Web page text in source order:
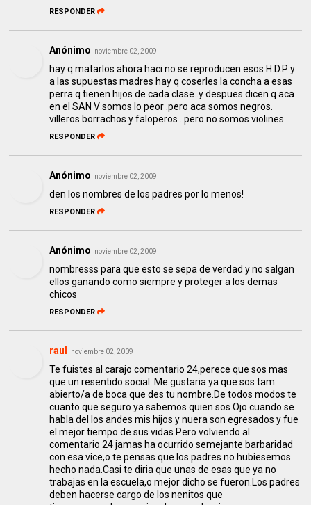
RESPONDER
Anónimo noviembre 02, 2009
hay q matarlos ahora haci no se reproducen esos H.D.P y
a las supuestas madres hay q coserles la concha a esas
perra q tienen hijos de cada clase..y despues dicen q aca
en el SAN V somos lo peor .pero aca somos negros.
villeros.borrachos.y faloperos ..pero no somos violines
RESPONDER
Anónimo noviembre 02, 2009
den los nombres de los padres por lo menos!
RESPONDER
Anónimo noviembre 02, 2009
nombresss para que esto se sepa de verdad y no salgan
ellos ganando como siempre y proteger a los demas
chicos
RESPONDER
raul noviembre 02, 2009
Te fuistes al carajo comentario 24,perece que sos mas
que un resentido social. Me gustaria ya que sos tam
abierto/a de boca que des tu nombre.De todos modos te
cuanto que seguro ya sabemos quien sos.Ojo cuando se
habla del los andes mis hijos y nuera son egresados y fue
el mejor tiempo de sus vidas.Pero volviendo al
comentario 24 jamas ha ocurrido semejante barbaridad
con esa vice,o te pensas que los padres no hubiesemos
hecho nada.Casi te diria que unas de esas que ya no
trabajas en la escuela,o mejor dicho se fueron.Los padres
deben hacerse cargo de los nenitos que